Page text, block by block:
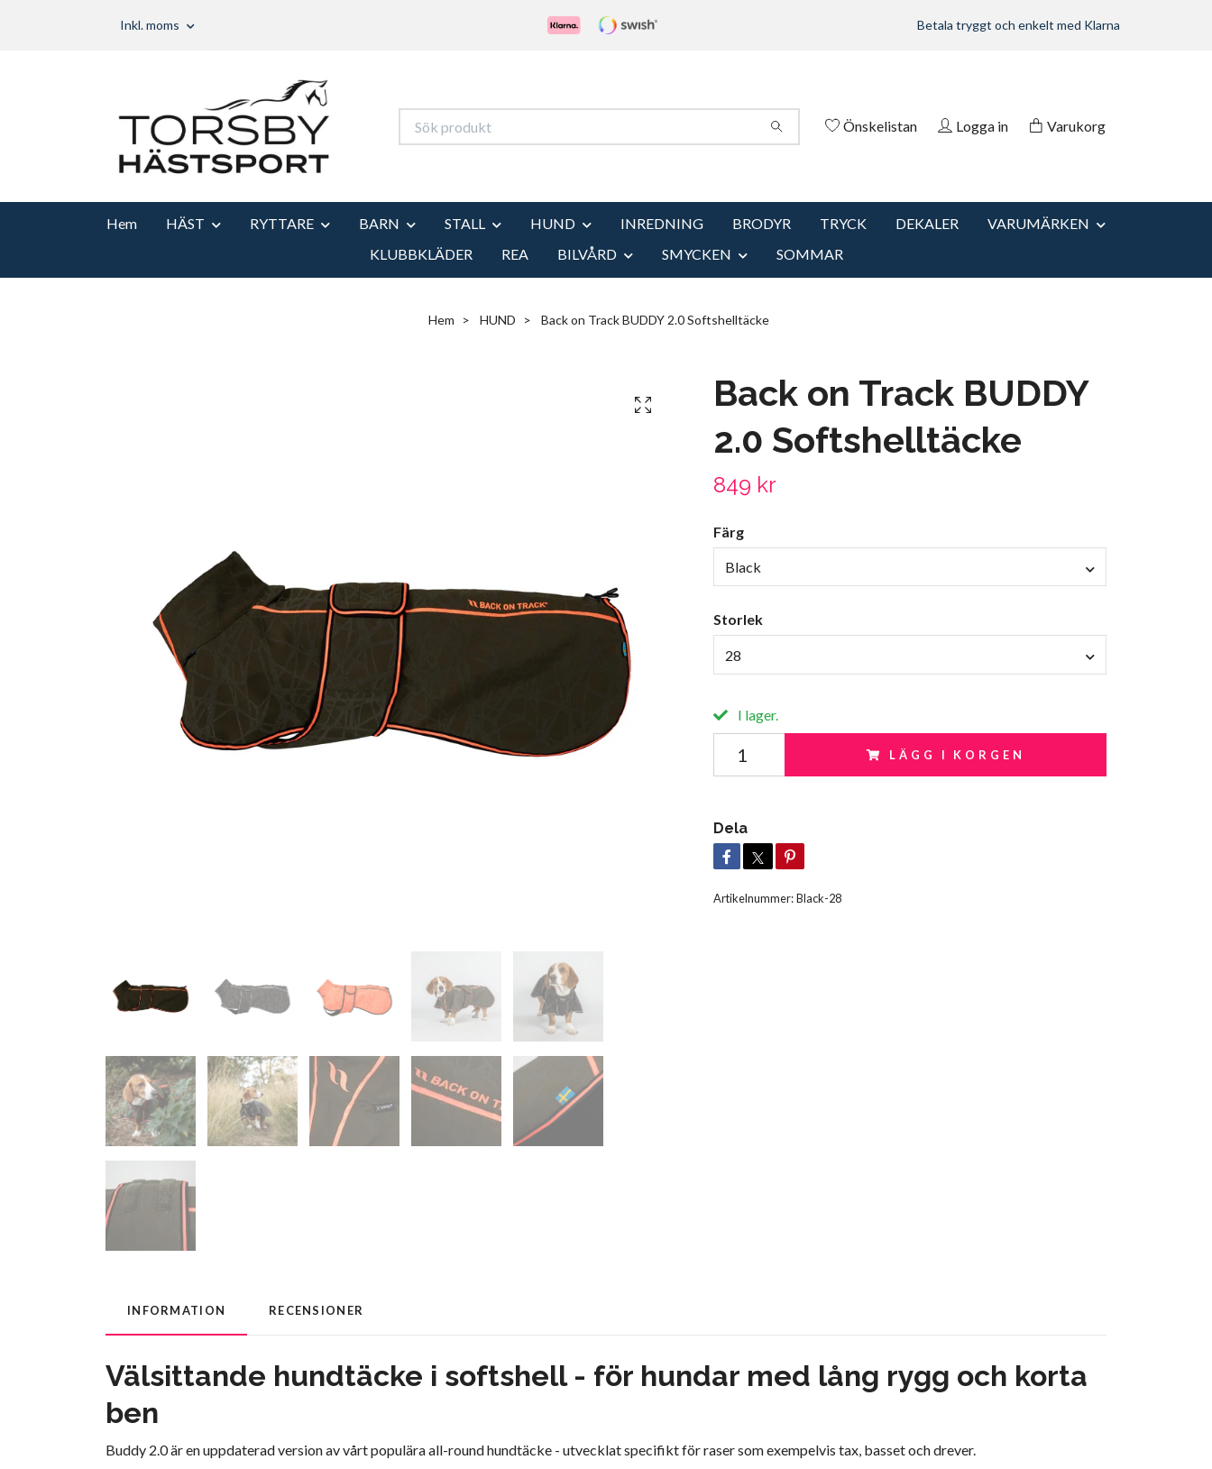
Inkl. moms Betala tryggt och enkelt med Klarna
Önskelistan Logga in Varukorg
Hem HÄST RYTTARE BARN STALL HUND INREDNING BRODYR TRYCK DEKALER
VARUMÄRKEN
KLUBBKLÄDER
REA BILVÅRD SMYCKEN SOMMAR
Hem HUND Back on Track BUDDY 2.0 Softshelltäcke
Back on Track BUDDY
2.0 Softshelltäcke
849 kr
Färg
Black
Storlek
28
I lager.
LÄGG I KORGEN
Dela
Artikelnummer:Black-28
INFORMATION RECENSIONER
Välsittande hundtäcke i softshell - för hundar med lång rygg och korta
ben
Buddy 2.0 är en uppdaterad version av vårt populära all-round hundtäcke - utvecklat specifikt för raser som exempelvis tax, basset och drever.